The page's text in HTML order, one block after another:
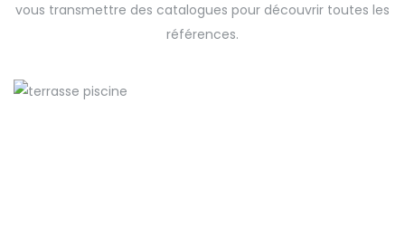
vous transmettre des catalogues pour découvrir toutes les
références.
Une nouvelle terrasse
Aménagements extérieurs